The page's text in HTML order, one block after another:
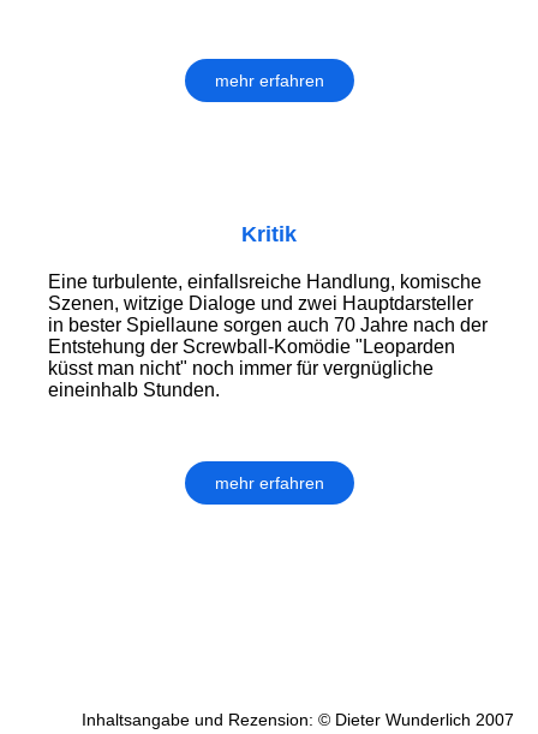
mehr erfahren
Kritik
Eine turbulente, einfallsreiche Handlung, komische
Szenen, witzige Dialoge und zwei Hauptdarsteller
in bester Spiellaune sorgen auch 70 Jahre nach der
Entstehung der Screwball-Komödie "Leoparden
küsst man nicht" noch immer für vergnügliche
eineinhalb Stunden.
mehr erfahren
Inhaltsangabe und Rezension: © Dieter Wunderlich 2007